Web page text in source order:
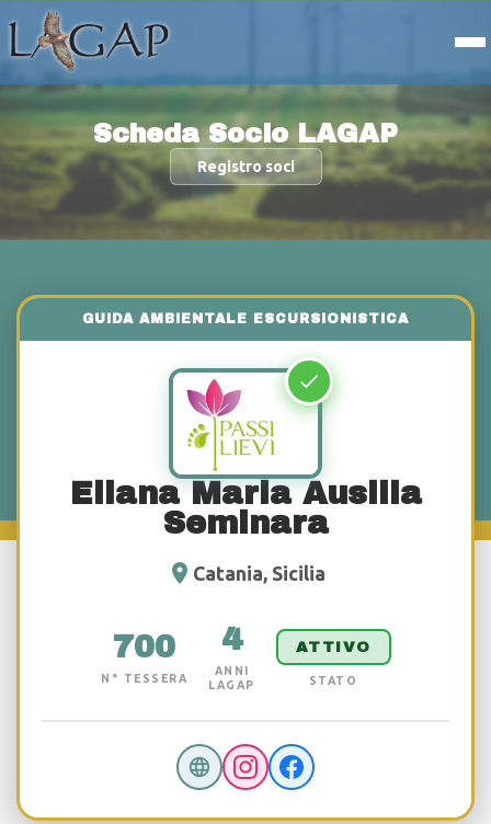
Scheda Socio LAGAP
Registro soci
Eliana Maria Ausilia
Seminara
Catania, Sicilia
700
N° TESSERA
4
ANNI
LAGAP
ATTIVO
STATO